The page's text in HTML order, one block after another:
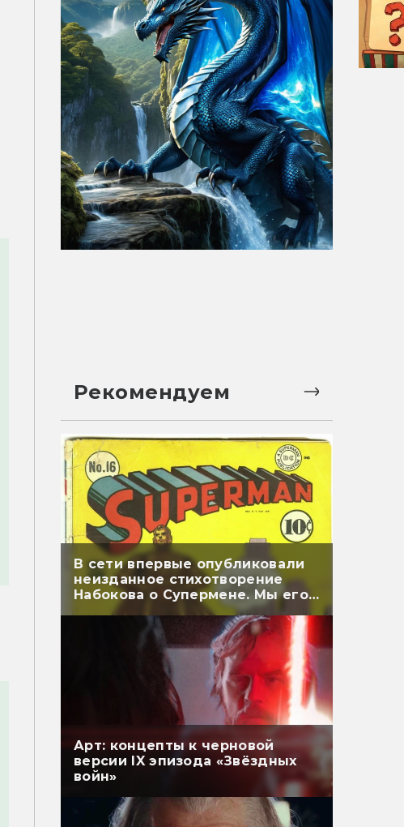
Рекомендуем
В сети впервые опубликовали
неизданное стихотворение
Набокова о Супермене. Мы его
перевели
Арт: концепты к черновой
версии IX эпизода «Звёздных
войн»